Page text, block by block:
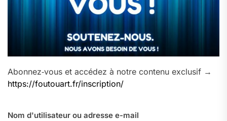
Abonnez‑vous et accédez à notre contenu exclusif →
https://foutouart.fr/inscription/
Nom d'utilisateur ou adresse e-mail